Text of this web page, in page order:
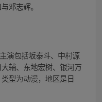
邓志辉。
演包括坂泰斗、中村源
辅、东地宏树、银河万
型为动漫，地区是日